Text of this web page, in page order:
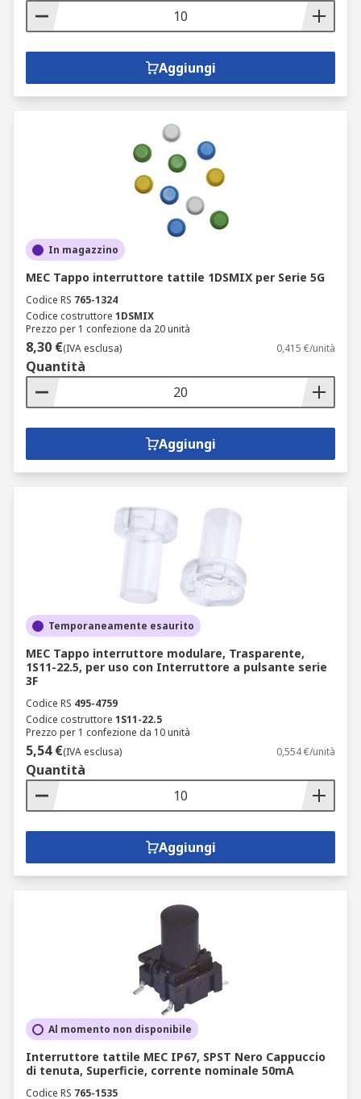
Aggiungi
In magazzino
MEC Tappo interruttore tattile 1DSMIX per Serie 5G
Codice RS 765-1324
Codice costruttore 1DSMIX
Prezzo per 1 confezione da 20 unità
8,30 €(IVA esclusa) 0,415 €/unità
Quantità
Aggiungi
Temporaneamente esaurito
MEC Tappo interruttore modulare, Trasparente,
1S11-22.5, per uso con Interruttore a pulsante serie
3F
Codice RS 495-4759
Codice costruttore 1S11-22.5
Prezzo per 1 confezione da 10 unità
5,54 €(IVA esclusa) 0,554 €/unità
Quantità
Aggiungi
Al momento non disponibile
Interruttore tattile MEC IP67, SPST Nero Cappuccio
di tenuta, Superficie, corrente nominale 50mA
Codice RS 765-1535